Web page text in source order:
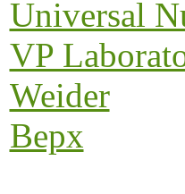
Universal
VP
Weider
Верх